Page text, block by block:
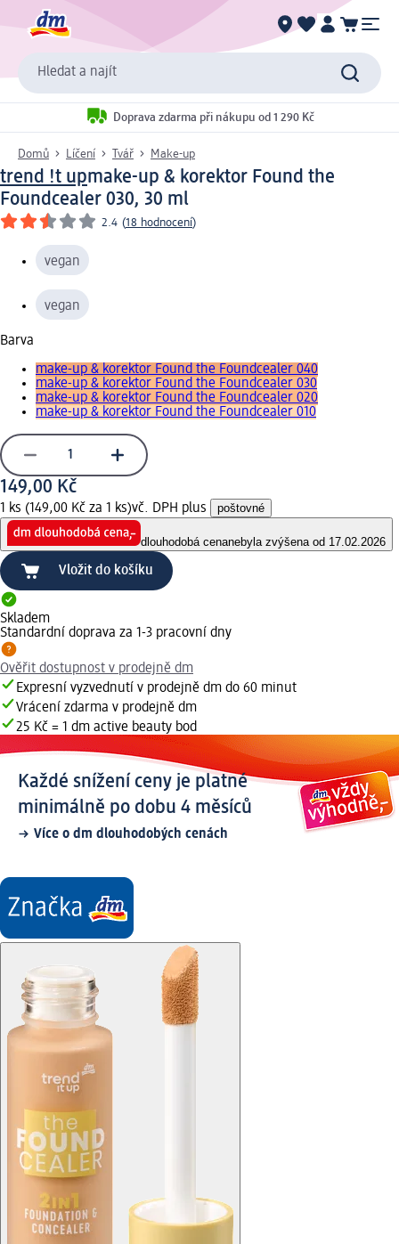
Hledat a najít
Doprava zdarma při nákupu od 1 290 Kč
Domů Líčení Tvář Make-up
trend !t upmake-up & korektor Found the
Foundcealer 030, 30 ml
2.4 (18 hodnocení)
vegan
vegan
Barva
make-up & korektor Found the Foundcealer 040
make-up & korektor Found the Foundcealer 030
make-up & korektor Found the Foundcealer 020
make-up & korektor Found the Foundcealer 010
149,00 Kč
1 ks (149,00 Kč za 1 ks)vč. DPH plus poštovné
dlouhodobá cenanebyla zvýšena od 17.02.2026
Vložit do košíku
Skladem
Standardní doprava za 1-3 pracovní dny
Ověřit dostupnost v prodejně dm
Expresní vyzvednutí v prodejně dm do 60 minut
Vrácení zdarma v prodejně dm
25 Kč = 1 dm active beauty bod
Každé snížení ceny je platné
minimálně po dobu 4 měsíců
Více o dm dlouhodobých cenách